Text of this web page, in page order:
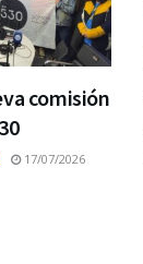
comisión
17/07/2026